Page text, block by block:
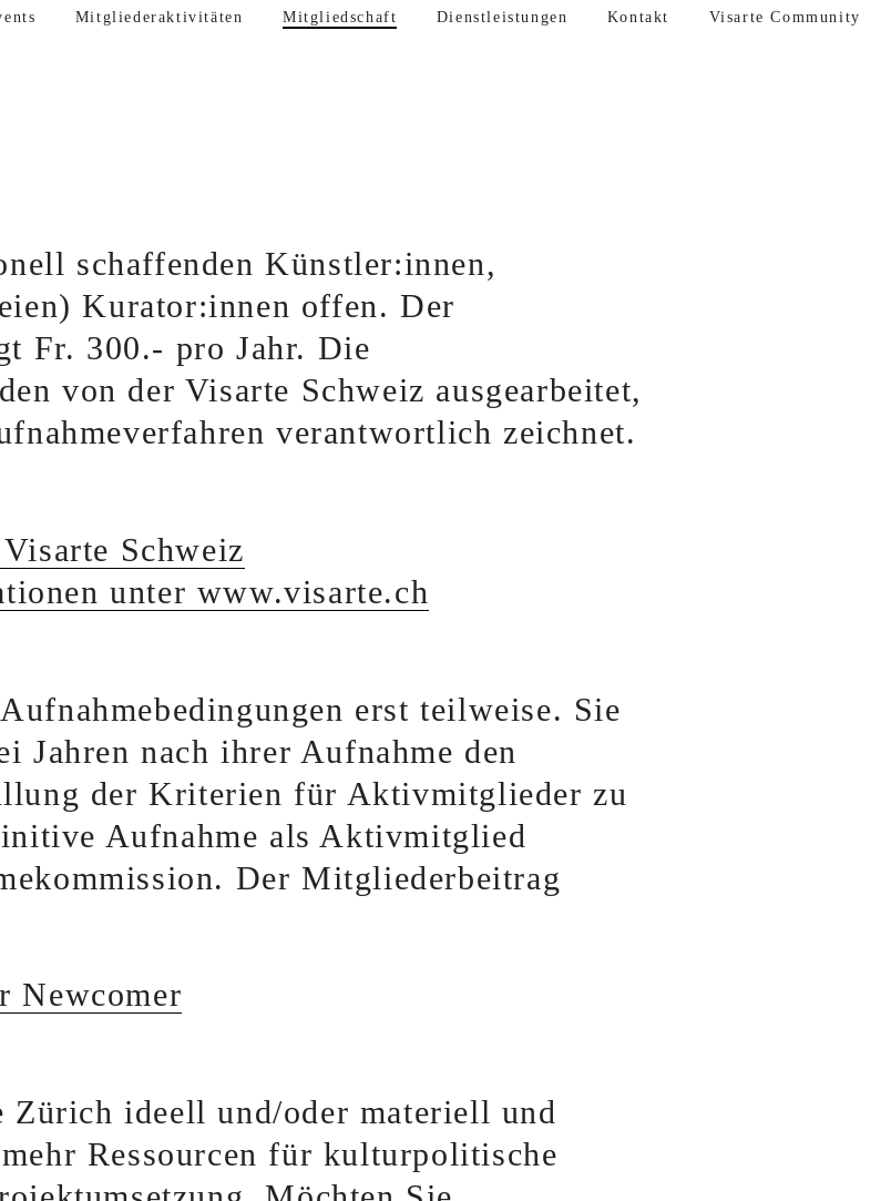
Mitgliederaktivitäten Mitgliedschaft Dienstleistungen Kontakt Visarte Community
schaffenden Künstler:innen,
Kurator:innen offen. Der
Fr. 300.- pro Jahr. Die
von der Visarte Schweiz ausgearbeitet,
verantwortlich zeichnet.
Schweiz
unter www.visarte.ch
erst teilweise. Sie
Jahren nach ihrer Aufnahme den
der Kriterien für Aktivmitglieder zu
Aufnahme als Aktivmitglied
Der Mitgliederbeitrag
Newcomer
Zürich ideell und/oder materiell und
Ressourcen für kulturpolitische